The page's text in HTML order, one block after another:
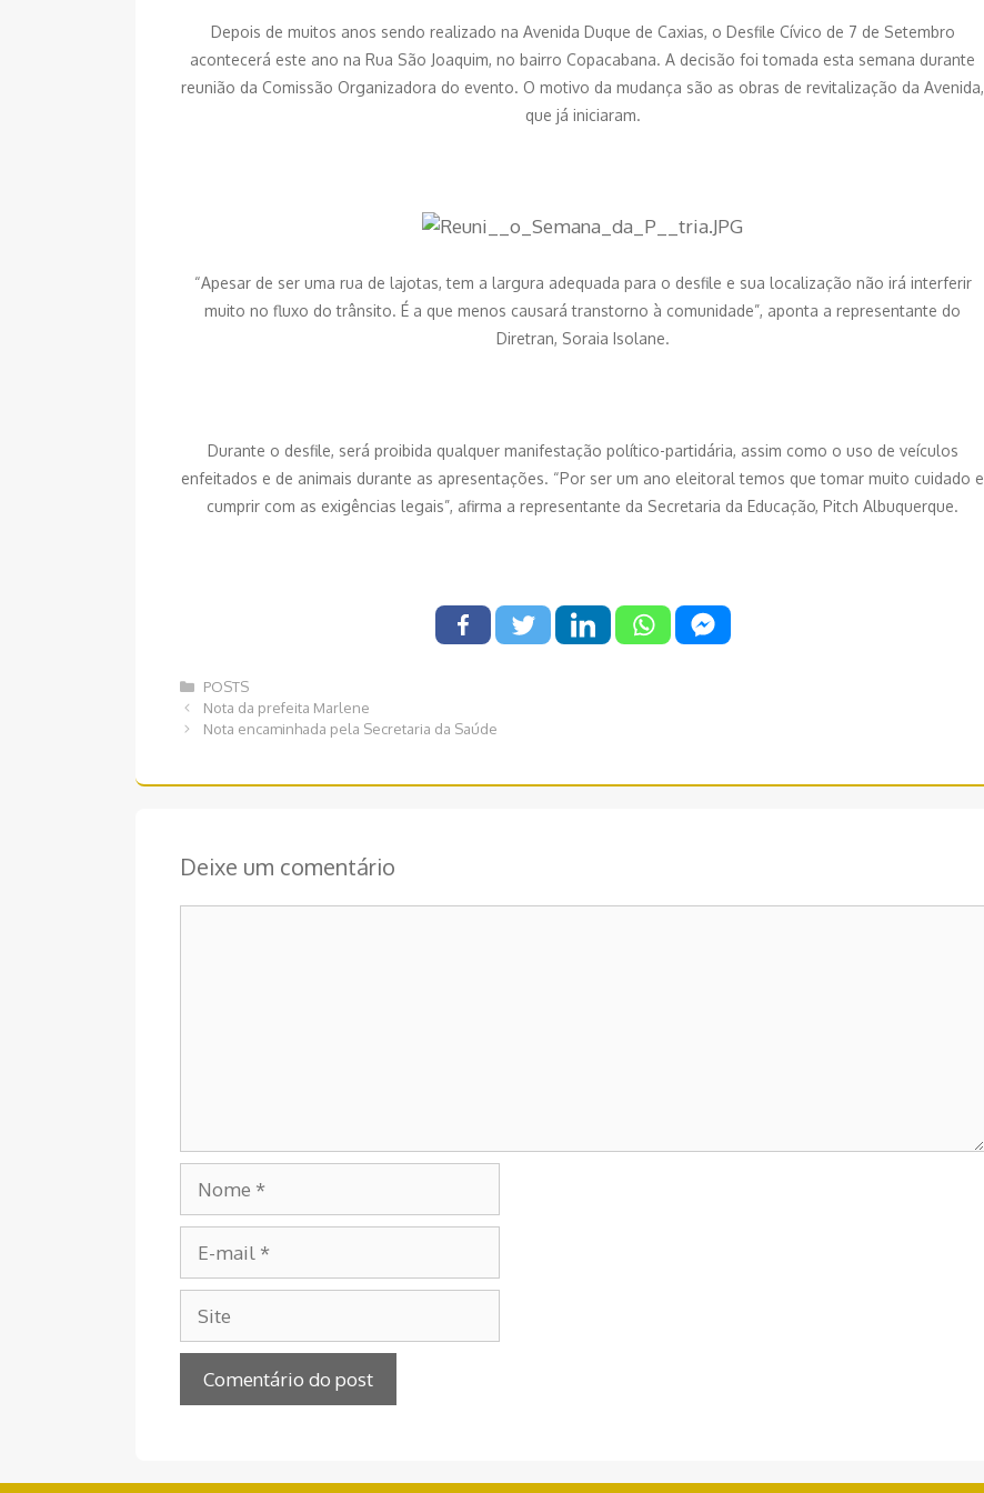
Depois de muitos anos sendo realizado na Avenida Duque de Caxias, o Desfile Cívico de 7 de Setembro
acontecerá este ano na Rua São Joaquim, no bairro Copacabana. A decisão foi tomada esta semana durante
reunião da Comissão Organizadora do evento. O motivo da mudança são as obras de revitalização da Avenida,
que já iniciaram.
“Apesar de ser uma rua de lajotas, tem a largura adequada para o desfile e sua localização não irá interferir
muito no fluxo do trânsito. É a que menos causará transtorno à comunidade”, aponta a representante do
Diretran, Soraia Isolane.
Durante o desfile, será proibida qualquer manifestação político-partidária, assim como o uso de veículos
enfeitados e de animais durante as apresentações. “Por ser um ano eleitoral temos que tomar muito cuidado e
cumprir com as exigências legais”, afirma a representante da Secretaria da Educação, Pitch Albuquerque.
Categorias
POSTS
Navegação
de
Nota da prefeita Marlene
Nota encaminhada pela Secretaria da Saúde
Deixe um comentário
mail